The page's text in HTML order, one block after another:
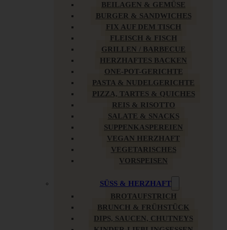
BEILAGEN & GEMÜSE
BURGER & SANDWICHES
FIX AUF DEM TISCH
FLEISCH & FISCH
GRILLEN / BARBECUE
HERZHAFTES BACKEN
ONE-POT-GERICHTE
PASTA & NUDELGERICHTE
PIZZA, TARTES & QUICHES
REIS & RISOTTO
SALATE & SNACKS
SUPPENKASPEREIEN
VEGAN HERZHAFT
VEGETARISCHES
VORSPEISEN
SÜSS & HERZHAFT
BROTAUFSTRICH
BRUNCH & FRÜHSTÜCK
DIPS, SAUCEN, CHUTNEYS